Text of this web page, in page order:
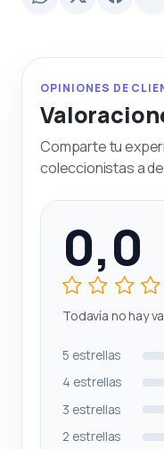
OPINIONES DE
Comparte tu
coleccionistas a
0,0
Todavía no hay
5 estrellas
4 estrellas
3 estrellas
2 estrellas